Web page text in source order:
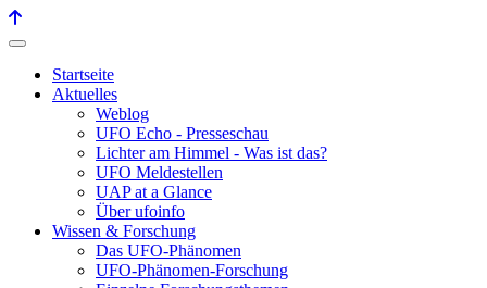
Startseite
Aktuelles
Weblog
UFO Echo - Presseschau
Lichter am Himmel - Was ist das?
UFO Meldestellen
UAP at a Glance
Über ufoinfo
Wissen & Forschung
Das UFO-Phänomen
UFO-Phänomen-Forschung